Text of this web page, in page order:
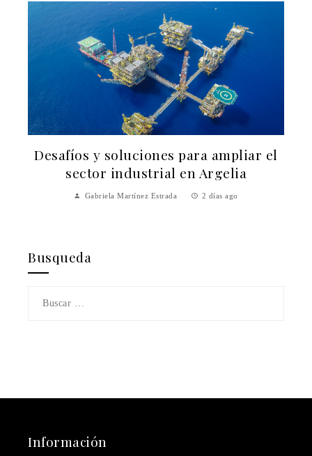
y soluciones para ampliar el
sector industrial en Argelia
Gabriela Martínez Estrada 2 días ago
Busqueda
Información